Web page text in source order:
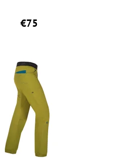
€75